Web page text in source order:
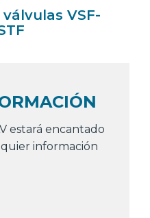
VSF-
estará encantado
información